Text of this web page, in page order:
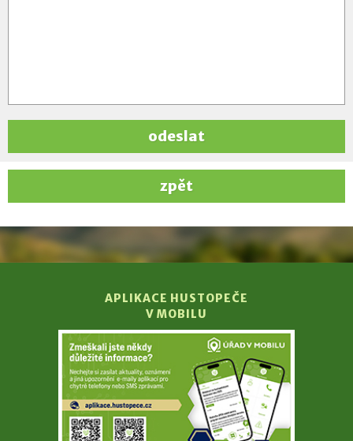
odeslat
zpět
APLIKACE HUSTOPEČE
V MOBILU